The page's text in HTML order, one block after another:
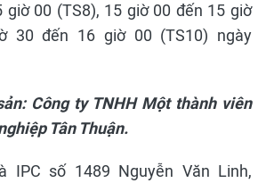
giờ 00 (TS8), 15 giờ 00 đến 15 giờ
30 đến 16 giờ 00 (TS10) ngày
Công ty TNHH Một thành viên
Tân Thuận.
IPC số 1489 Nguyễn Văn Linh,